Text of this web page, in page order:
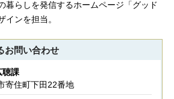
暮らしを発信するホームページ「グッド
インを担当。
お問い合わせ
課
住町下田22番地